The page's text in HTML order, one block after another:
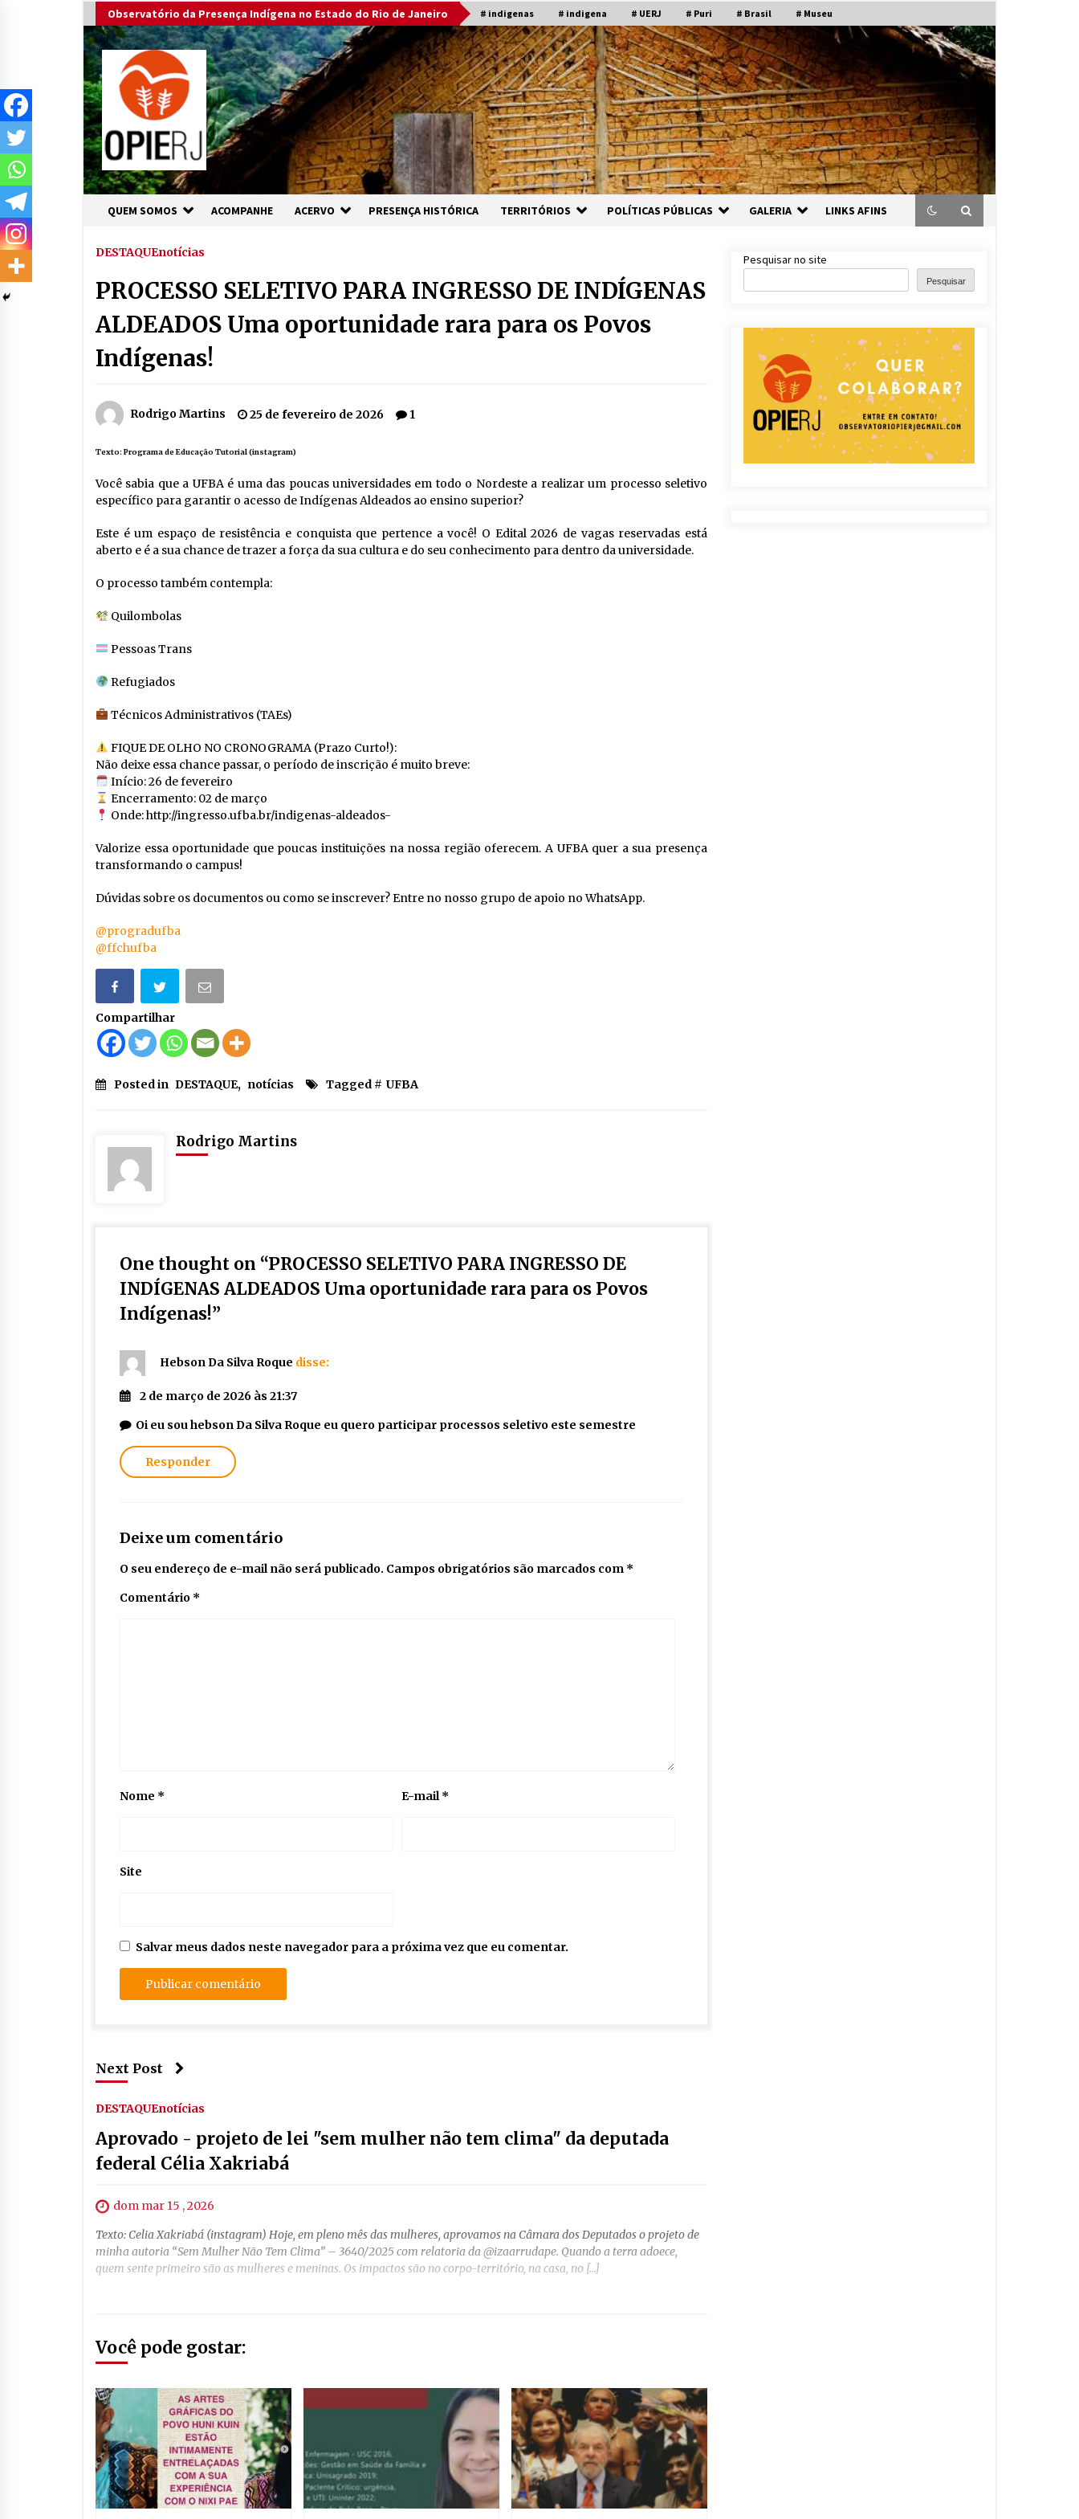
to
content
Observatório da Presença Indígena no Estado do Rio de Janeiro # indigenas # indigena # UERJ # Puri # Brasil # Museu
QUEM SOMOS ACOMPANHE ACERVO PRESENÇA HISTÓRICA TERRITÓRIOS POLÍTICAS PÚBLICAS GALERIA LINKS AFINS
DESTAQUEnotícias
PROCESSO SELETIVO PARA INGRESSO DE INDÍGENAS
ALDEADOS Uma oportunidade rara para os Povos
Indígenas!
Rodrigo Martins 25 de fevereiro de 2026 1
Texto: Programa de Educação Tutorial (instagram)
Você sabia que a UFBA é uma das poucas universidades em todo o Nordeste a realizar um processo seletivo
específico para garantir o acesso de Indígenas Aldeados ao ensino superior?
Este é um espaço de resistência e conquista que pertence a você! O Edital 2026 de vagas reservadas está
aberto e é a sua chance de trazer a força da sua cultura e do seu conhecimento para dentro da universidade.
O processo também contempla:
Quilombolas
Pessoas Trans
Refugiados
Técnicos Administrativos (TAEs)
FIQUE DE OLHO NO CRONOGRAMA (Prazo Curto!):
Não deixe essa chance passar, o período de inscrição é muito breve:
Início: 26 de fevereiro
Encerramento: 02 de março
Onde: http://ingresso.ufba.br/indigenas-aldeados-
Valorize essa oportunidade que poucas instituições na nossa região oferecem. A UFBA quer a sua presença
transformando o campus!
Dúvidas sobre os documentos ou como se inscrever? Entre no nosso grupo de apoio no WhatsApp.
@progradufba
@ffchufba
Compartilhar
Posted in DESTAQUE, notícias Tagged # UFBA
Rodrigo Martins
One thought on “PROCESSO SELETIVO PARA INGRESSO DE
INDÍGENAS ALDEADOS Uma oportunidade rara para os Povos
Indígenas!”
Hebson Da Silva Roque disse:
2 de março de 2026 às 21:37
Oi eu sou hebson Da Silva Roque eu quero participar processos seletivo este semestre
Responder
Deixe um comentário
O seu endereço de e-mail não será publicado. Campos obrigatórios são marcados com *
Comentário *
Nome * E-mail*
Site
Salvar meus dados neste navegador para a próxima vez que eu comentar.
Next Post
DESTAQUEnotícias
Aprovado - projeto de lei "sem mulher não tem clima" da deputada
federal Célia Xakriabá
dom mar 15 , 2026
Texto: Celia Xakriabá (instagram) Hoje, em pleno mês das mulheres, aprovamos na Câmara dos Deputados o projeto de
minha autoria “Sem Mulher Não Tem Clima” – 3640/2025 com relatoria da @izaarrudape. Quando a terra adoece,
quem sente primeiro são as mulheres e meninas. Os impactos são no corpo-território, na casa, no […]
Você pode gostar:
Pesquisar no site
Pesquisar